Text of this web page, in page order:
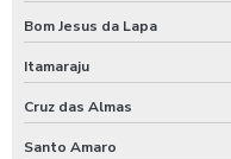
Bom Jesus da Lapa
Itamaraju
Cruz das Almas
Santo Amaro